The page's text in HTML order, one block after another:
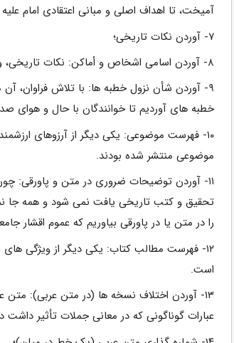
آمیخت، تا اهداف اصلى و مبانى اعتقادى امام
۷- آوردن نکات تاریخى؛
۸- آوردن اسامى اشخاص و أماکن: نکات تاریخى، و اسامى اشخاص و اماکن را بدان جهت آوردیم تا خوانندگان با داشتن همین ترجمه از مراجعه به دیگر کتاب هاى تاریخى بى نیاز باشند.
۹- آوردن شأن نزول خطبه ها: با تلاش فراوان،
خطبه هاى آوردیم تا خوانندگان با حال و هواى
۱۰- فهرست موضوعى: یکى دیگر از آرزوهاى
موضوعى منتشر شده بودند.
۱۱- آوردن توضیحات ضرورى در متن و پاورقى: چون
تحقیق و کتب تاریخى یافت نمى شود و همه جا
را در متن یا در پاورقى بیاوریم که عموم اقشار
۱۲- فهرست مطالب کتاب: یکى دیگر از ویژگى
است.
۱۳- آوردن اختلاف نسخه ها (در متن عربى): متن عربى نهج البلاغه با ۱۵ نسخه قدیمى از اواسط قرن چهارم (۱۵) سال پس از وفات
عبارات گوناگونى که در معانى جملات تأثیر